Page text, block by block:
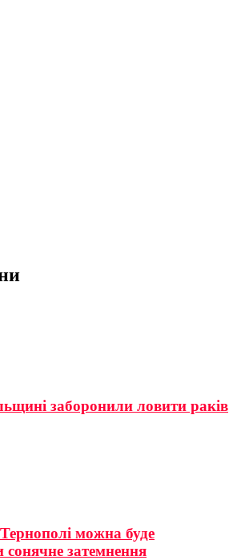
заборонили ловити раків
можна буде
сонячне затемнення